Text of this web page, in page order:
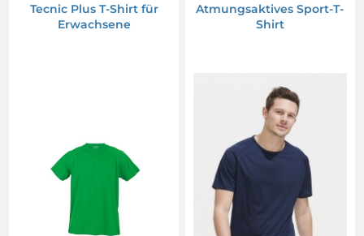
Tecnic Plus T-Shirt für
Erwachsene
Atmungsaktives Sport-T-
Shirt